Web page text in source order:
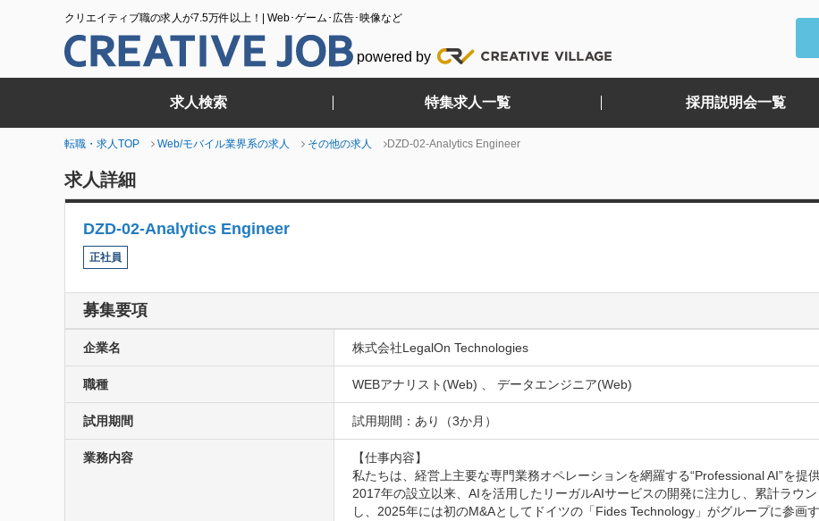
クリエイティブ職の求人が7.5万件以上！| Web･ゲーム･広告･映像など
powered by
求人検索 特集求人一覧 採用説明会一覧
転職・求人TOP Web/モバイル業界系の求人 その他の求人 DZD-02-Analytics Engineer
求人詳細
DZD-02-Analytics Engineer
正社員
募集要項
企業名 株式会社LegalOn Technologies
職種 WEBアナリスト(Web) 、 データエンジニア(Web)
試用期間 試用期間：あり（3か月）
業務内容
【仕事内容】
私たちは、経営上主要な専門業務オペレーションを網羅する“Professional AI”を提
2017年の設立以来、AIを活用したリーガルAIサービスの開発に注力し、累計ラウ
し、2025年には初のM&Aとしてドイツの「Fides Technology」がグループに参画